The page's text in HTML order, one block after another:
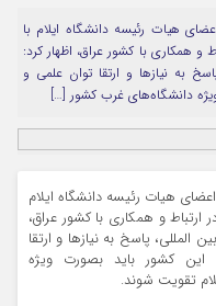
هیات رئیسه دانشگاه ایلام با
همکاری با کشور عراق، اظهار کرد:
به نیازها و ارتقا توان علمی و
دانشگاه‌های غرب کشور […]
هیات رئیسه دانشگاه ایلام
و همکاری با کشور عراق،
پاسخ به نیازها و ارتقا
کشور باید بصورت ویژه
تقویت شوند.